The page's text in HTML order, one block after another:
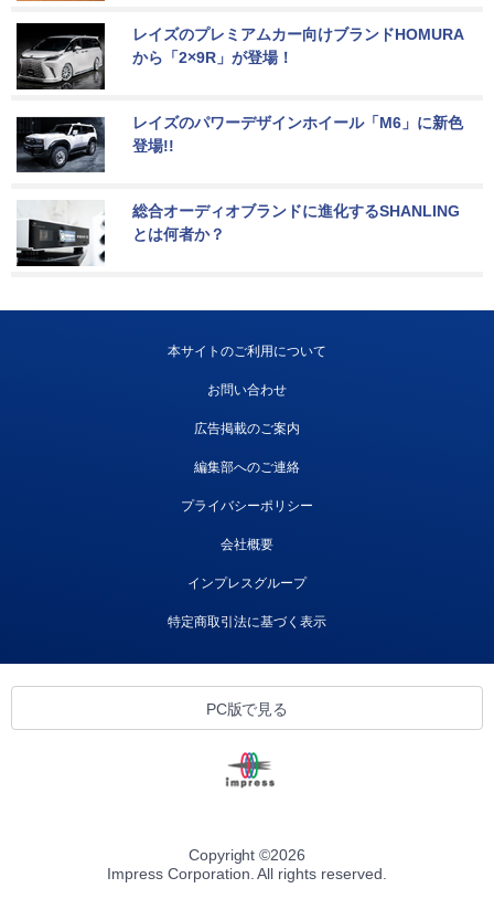
レイズのプレミアムカー向けブランドHOMURA
から「2×9R」が登場！
レイズのパワーデザインホイール「M6」に新色
登場!!
総合オーディオブランドに進化するSHANLING
とは何者か？
本サイトのご利用について
お問い合わせ
広告掲載のご案内
編集部へのご連絡
プライバシーポリシー
会社概要
インプレスグループ
特定商取引法に基づく表示
PC版で見る
Copyright ©2026
Impress Corporation. All rights reserved.